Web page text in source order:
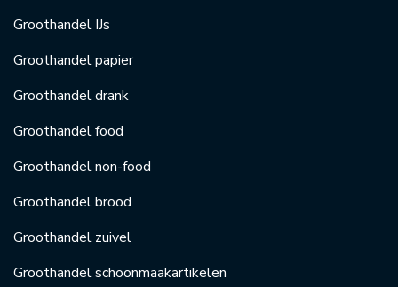
Groothandel IJs
Groothandel papier
Groothandel drank
Groothandel food
Groothandel non-food
Groothandel brood
Groothandel zuivel
Groothandel schoonmaakartikelen